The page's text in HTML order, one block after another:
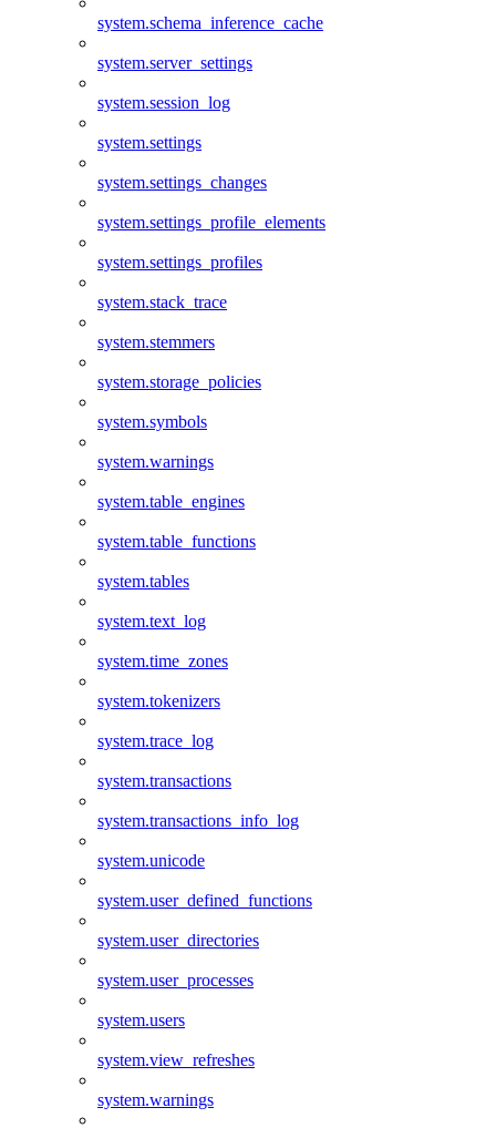
system.schema_inference_cache
system.server_settings
system.session_log
system.settings
system.settings_changes
system.settings_profile_elements
system.settings_profiles
system.stack_trace
system.stemmers
system.storage_policies
system.symbols
system.warnings
system.table_engines
system.table_functions
system.tables
system.text_log
system.time_zones
system.tokenizers
system.trace_log
system.transactions
system.transactions_info_log
system.unicode
system.user_defined_functions
system.user_directories
system.user_processes
system.users
system.view_refreshes
system.warnings